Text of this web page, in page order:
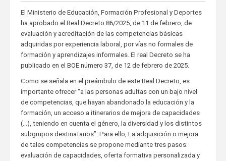
El Ministerio de Educación, Formación Profesional y Deportes
ha aprobado el Real Decreto 86/2025, de 11 de febrero, de
evaluación y acreditación de las competencias básicas
adquiridas por experiencia laboral, por vías no formales de
formación y aprendizajes informales. El real Decreto se ha
publicado en el BOE número 37, de 12 de febrero de 2025.
Como se señala en el preámbulo de este Real Decreto, es
importante ofrecer “a las personas adultas con un bajo nivel
de competencias, que hayan abandonado la educación y la
formación, un acceso a itinerarios de mejora de capacidades
(…), teniendo en cuenta el género, la diversidad y los distintos
subgrupos destinatarios”. Para ello, La adquisición o mejora
de tales competencias se propone mediante tres pasos:
evaluación de capacidades, oferta formativa personalizada y